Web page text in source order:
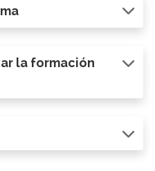
la formación